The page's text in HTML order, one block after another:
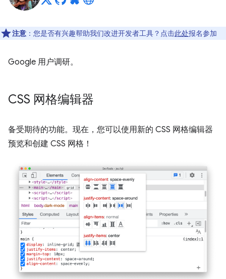
注意 ：您是否有兴趣帮助我们改进开发者工具？点击此处报名参加
Google 用户调研。
CSS 网格编辑器
备受期待的功能。现在，您可以使用新的 CSS 网格编辑器
预览和创建 CSS 网格！